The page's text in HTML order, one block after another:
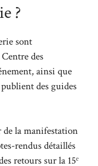
?
sont
des
ainsi que
des guides
de la manifestation
rendus détaillés
retours sur la 15ᵉ